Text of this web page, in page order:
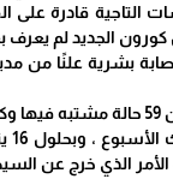
التاجية قادرة على
الجديد لم يعرف